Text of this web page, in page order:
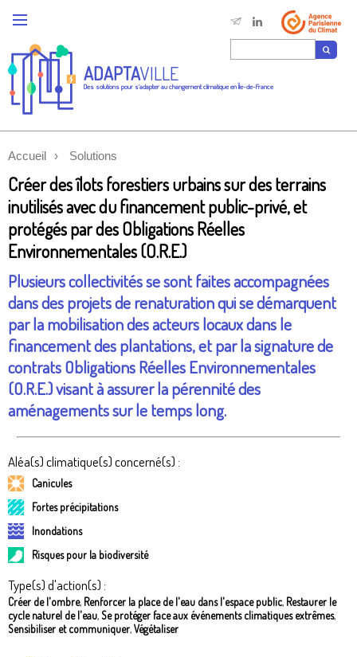
ADAPTAVILLE
Des solutions pour s'adapter au changement climatique en Île-de-France
Accueil Solutions
Créer des îlots forestiers urbains sur des terrains
inutilisés avec du financement public-privé, et
protégés par des Obligations Réelles
Environnementales (O.R.E.)
Plusieurs collectivités se sont faites accompagnées
dans des projets de renaturation qui se démarquent
par la mobilisation des acteurs locaux dans le
financement des plantations, et par la signature de
contrats Obligations Réelles Environnementales
(O.R.E.) visant à assurer la pérennité des
aménagements sur le temps long.
Aléa(s) climatique(s) concerné(s) :
Canicules
Fortes précipitations
Inondations
Risques pour la biodiversité
Type(s) d'action(s) :
Créer de l'ombre, Renforcer la place de l'eau dans l'espace public, Restaurer le
cycle naturel de l'eau, Se protéger face aux événements climatiques extrêmes,
Sensibiliser et communiquer,Végétaliser